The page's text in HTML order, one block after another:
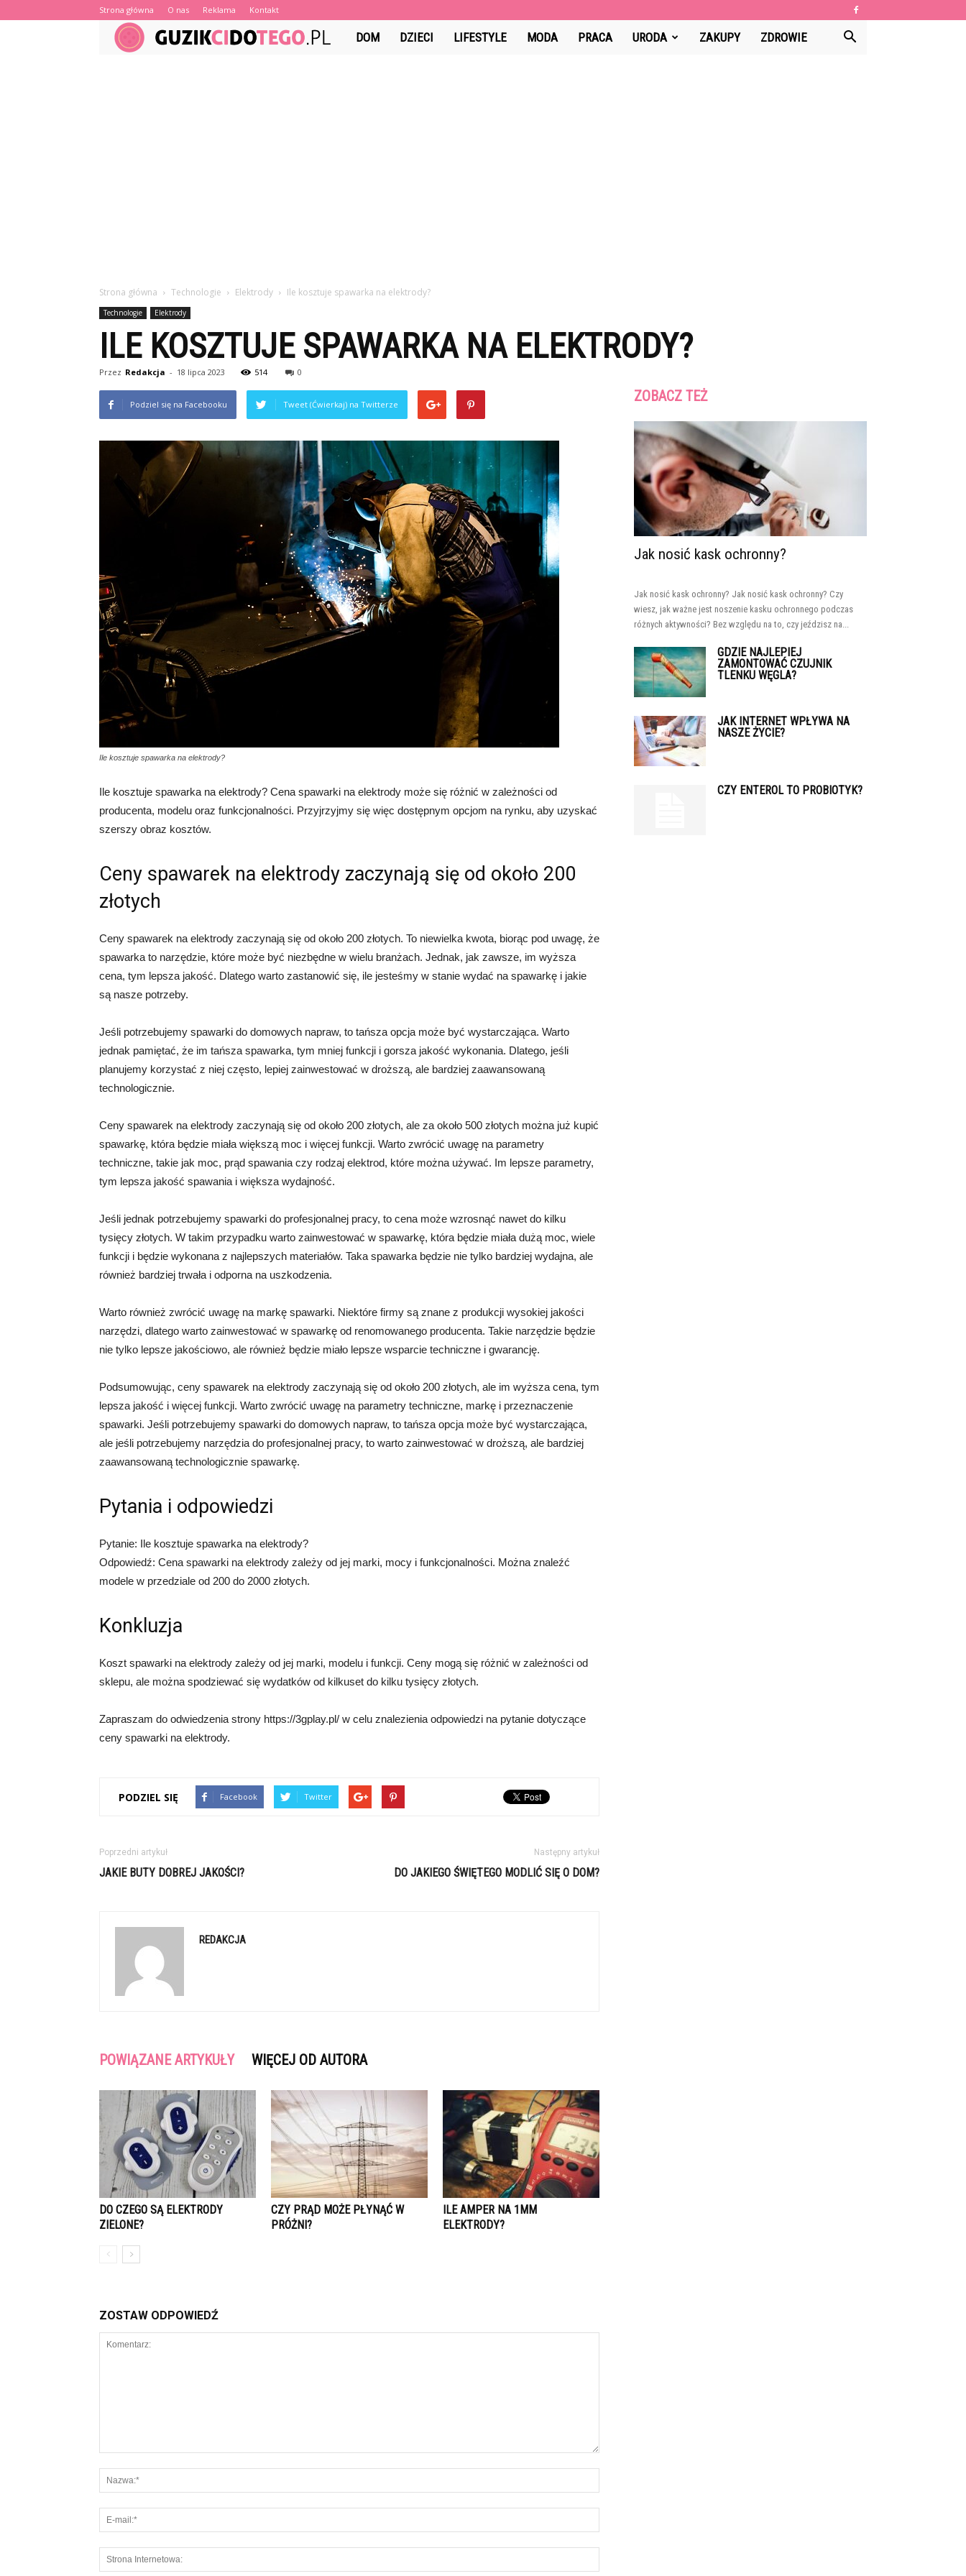
Strona główna O nas Reklama Kontakt
GuzikCiDoTego.pl
DOM DZIECI LIFESTYLE MODA PRACA URODA ZAKUPY ZDROWIE
Strona główna Technologie Elektrody Ile kosztuje spawarka na elektrody?
Technologie Elektrody
ILE KOSZTUJE SPAWARKA NA ELEKTRODY?
Przez Redakcja - 18 lipca 2023 514 0
Podziel się na Facebooku Tweet (Ćwierkaj) na Twitterze
Ile kosztuje spawarka na elektrody?
Ile kosztuje spawarka na elektrody? Cena spawarki na elektrody może się różnić w zależności od
producenta, modelu oraz funkcjonalności. Przyjrzyjmy się więc dostępnym opcjom na rynku, aby uzyskać
szerszy obraz kosztów.
Ceny spawarek na elektrody zaczynają się od około 200
złotych
Ceny spawarek na elektrody zaczynają się od około 200 złotych. To niewielka kwota, biorąc pod uwagę, że
spawarka to narzędzie, które może być niezbędne w wielu branżach. Jednak, jak zawsze, im wyższa
cena, tym lepsza jakość. Dlatego warto zastanowić się, ile jesteśmy w stanie wydać na spawarkę i jakie
są nasze potrzeby.
Jeśli potrzebujemy spawarki do domowych napraw, to tańsza opcja może być wystarczająca. Warto
jednak pamiętać, że im tańsza spawarka, tym mniej funkcji i gorsza jakość wykonania. Dlatego, jeśli
planujemy korzystać z niej często, lepiej zainwestować w droższą, ale bardziej zaawansowaną
technologicznie.
Ceny spawarek na elektrody zaczynają się od około 200 złotych, ale za około 500 złotych można już kupić
spawarkę, która będzie miała większą moc i więcej funkcji. Warto zwrócić uwagę na parametry
techniczne, takie jak moc, prąd spawania czy rodzaj elektrod, które można używać. Im lepsze parametry,
tym lepsza jakość spawania i większa wydajność.
Jeśli jednak potrzebujemy spawarki do profesjonalnej pracy, to cena może wzrosnąć nawet do kilku
tysięcy złotych. W takim przypadku warto zainwestować w spawarkę, która będzie miała dużą moc, wiele
funkcji i będzie wykonana z najlepszych materiałów. Taka spawarka będzie nie tylko bardziej wydajna, ale
również bardziej trwała i odporna na uszkodzenia.
Warto również zwrócić uwagę na markę spawarki. Niektóre firmy są znane z produkcji wysokiej jakości
narzędzi, dlatego warto zainwestować w spawarkę od renomowanego producenta. Takie narzędzie będzie
nie tylko lepsze jakościowo, ale również będzie miało lepsze wsparcie techniczne i gwarancję.
Podsumowując, ceny spawarek na elektrody zaczynają się od około 200 złotych, ale im wyższa cena, tym
lepsza jakość i więcej funkcji. Warto zwrócić uwagę na parametry techniczne, markę i przeznaczenie
spawarki. Jeśli potrzebujemy spawarki do domowych napraw, to tańsza opcja może być wystarczająca,
ale jeśli potrzebujemy narzędzia do profesjonalnej pracy, to warto zainwestować w droższą, ale bardziej
zaawansowaną technologicznie spawarkę.
Pytania i odpowiedzi
Pytanie: Ile kosztuje spawarka na elektrody?
Odpowiedź: Cena spawarki na elektrody zależy od jej marki, mocy i funkcjonalności. Można znaleźć
modele w przedziale od 200 do 2000 złotych.
Konkluzja
Koszt spawarki na elektrody zależy od jej marki, modelu i funkcji. Ceny mogą się różnić w zależności od
sklepu, ale można spodziewać się wydatków od kilkuset do kilku tysięcy złotych.
Zapraszam do odwiedzenia strony https://3gplay.pl/ w celu znalezienia odpowiedzi na pytanie dotyczące
ceny spawarki na elektrody.
PODZIEL SIĘ Facebook Twitter
Poprzedni artykuł
JAKIE BUTY DOBREJ JAKOŚCI?
Następny artykuł
DO JAKIEGO ŚWIĘTEGO MODLIĆ SIĘ O DOM?
REDAKCJA
POWIĄZANE ARTYKUŁY WIĘCEJ OD AUTORA
DO CZEGO SĄ ELEKTRODY
ZIELONE?
CZY PRĄD MOŻE PŁYNĄĆ W
PRÓŻNI?
ILE AMPER NA 1MM
ELEKTRODY?
ZOSTAW ODPOWIEDŹ
ZOBACZ TEŻ
Jak nosić kask ochronny?
Jak nosić kask ochronny? Jak nosić kask ochronny? Czy
wiesz, jak ważne jest noszenie kasku ochronnego podczas
różnych aktywności? Bez względu na to, czy jeździsz na...
GDZIE NAJLEPIEJ
ZAMONTOWAĆ CZUJNIK
TLENKU WĘGLA?
JAK INTERNET WPŁYWA NA
NASZE ŻYCIE?
CZY ENTEROL TO PROBIOTYK?